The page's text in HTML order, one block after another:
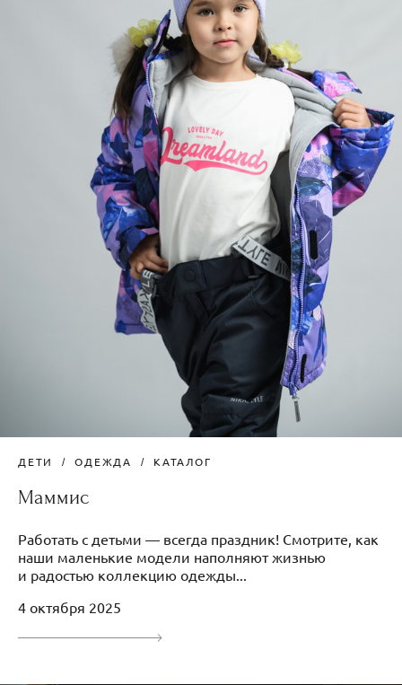
ДЕТИ ОДЕЖДА КАТАЛОГ
Маммис
Работать с детьми — всегда праздник! Смотрите, как
наши маленькие модели наполняют жизнью
и радостью коллекцию одежды...
4 октября 2025